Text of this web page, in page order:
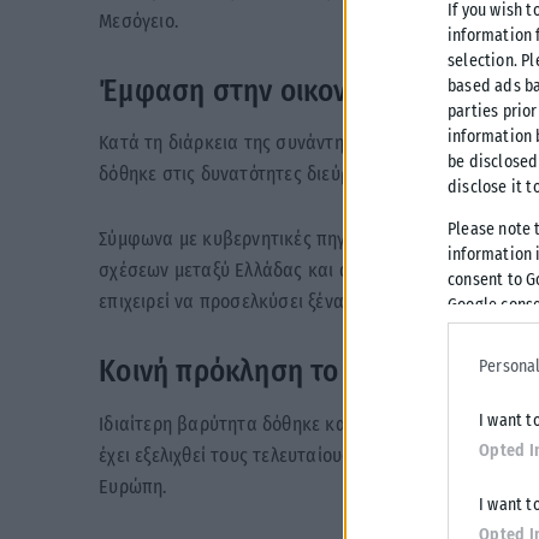
If you wish
information
selection.
based ads
parties
information
be
disclose it
Please note
information
consent to
Google
I want
Opted
I want
Opted
Μεσόγειο.
Έμφαση στην οικονομική
Κατά τη διάρκεια της συνάντησης επιβεβαιώθηκαν
δόθηκε στις δυνατότητες διεύρυνσης της
Σύμφωνα με κυβερνητικές πηγές, συζητήθηκαν
σχέσεων μεταξύ Ελλάδας και ανατολικής Λιβύης, σε
επιχειρεί να προσελκύσει ξένα κεφάλαια για έργα
Κοινή πρόκληση το μεταναστευτικό
Ιδιαίτερη βαρύτητα δόθηκε και στο
έχει εξελιχθεί τους τελευταίους μήνες σε μία από
Ευρώπη.